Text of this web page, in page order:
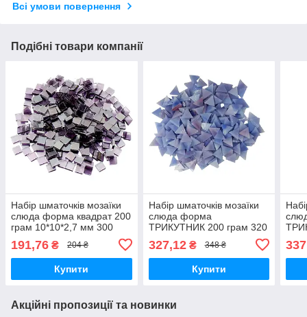
Всі умови повернення
Подібні товари компанії
Набір шматочків мозаїки
слюда форма квадрат 200
грам 10*10*2,7 мм 300
фіолетовий прозорий
191,76 ₴ 204 ₴
Купити
Набір шматочків мозаїки
слюда форма
ТРИКУТНИК 200 грам 320
327,12₴ 348 ₴
Купити
Акційні пропозиції та новинки